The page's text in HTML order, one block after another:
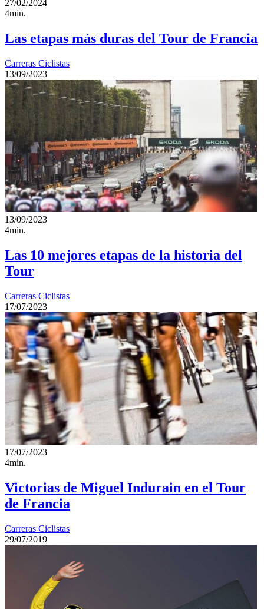
27/02/2024
4min.
Las etapas más duras del Tour de Francia
Carreras Ciclistas
13/09/2023
13/09/2023
4min.
Las 10 mejores etapas de la historia del
Tour
Carreras Ciclistas
17/07/2023
17/07/2023
4min.
Victorias de Miguel Indurain en el Tour
de Francia
Carreras Ciclistas
29/07/2019